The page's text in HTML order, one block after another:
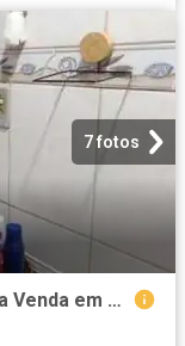
7 fotos
Casa / Sobrado em Condomínio para Venda em Rio de Janeiro/RJ Tanque 2 Quartos